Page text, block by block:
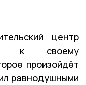
центр
к своему
произойдёт
равнодушными